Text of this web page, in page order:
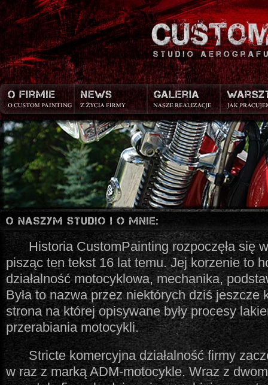
Historia CustomPainting rozpoczęła się
pisząc ten tekst 16 lat temu. Jej korzenie to
działalność motocyklowa, mechanika,
Była to nazwa przez niektórych dziś
strona na której opisywane były procesy
przerabiania motocykli.
Stricte komercyjna działalność firmy
w raz z marką ADM-motocykle. Wraz z